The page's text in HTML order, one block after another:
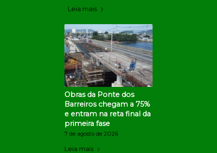
Leia mais
Obras da Ponte dos
Barreiros chegam a 75%
e entram na reta final da
primeira fase
7 de agosto de 2026
Leia mais